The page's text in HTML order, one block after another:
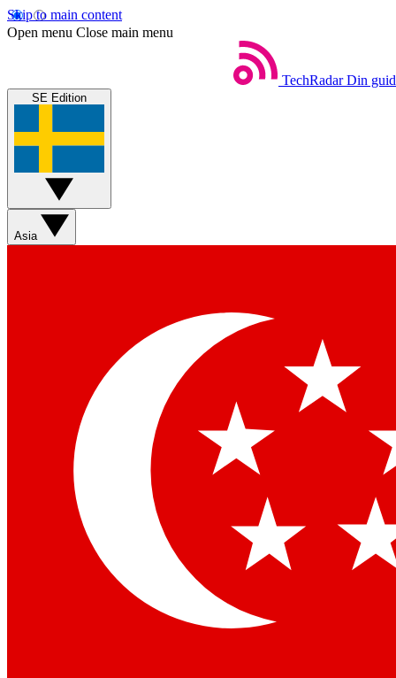
Skip to main content
Open menu Close main menu
TechRadar Din
SE Edition
Asia